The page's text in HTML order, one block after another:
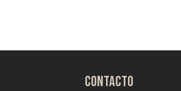
CONTACTO